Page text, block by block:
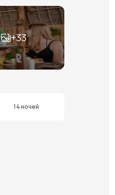
+33
14 ночей